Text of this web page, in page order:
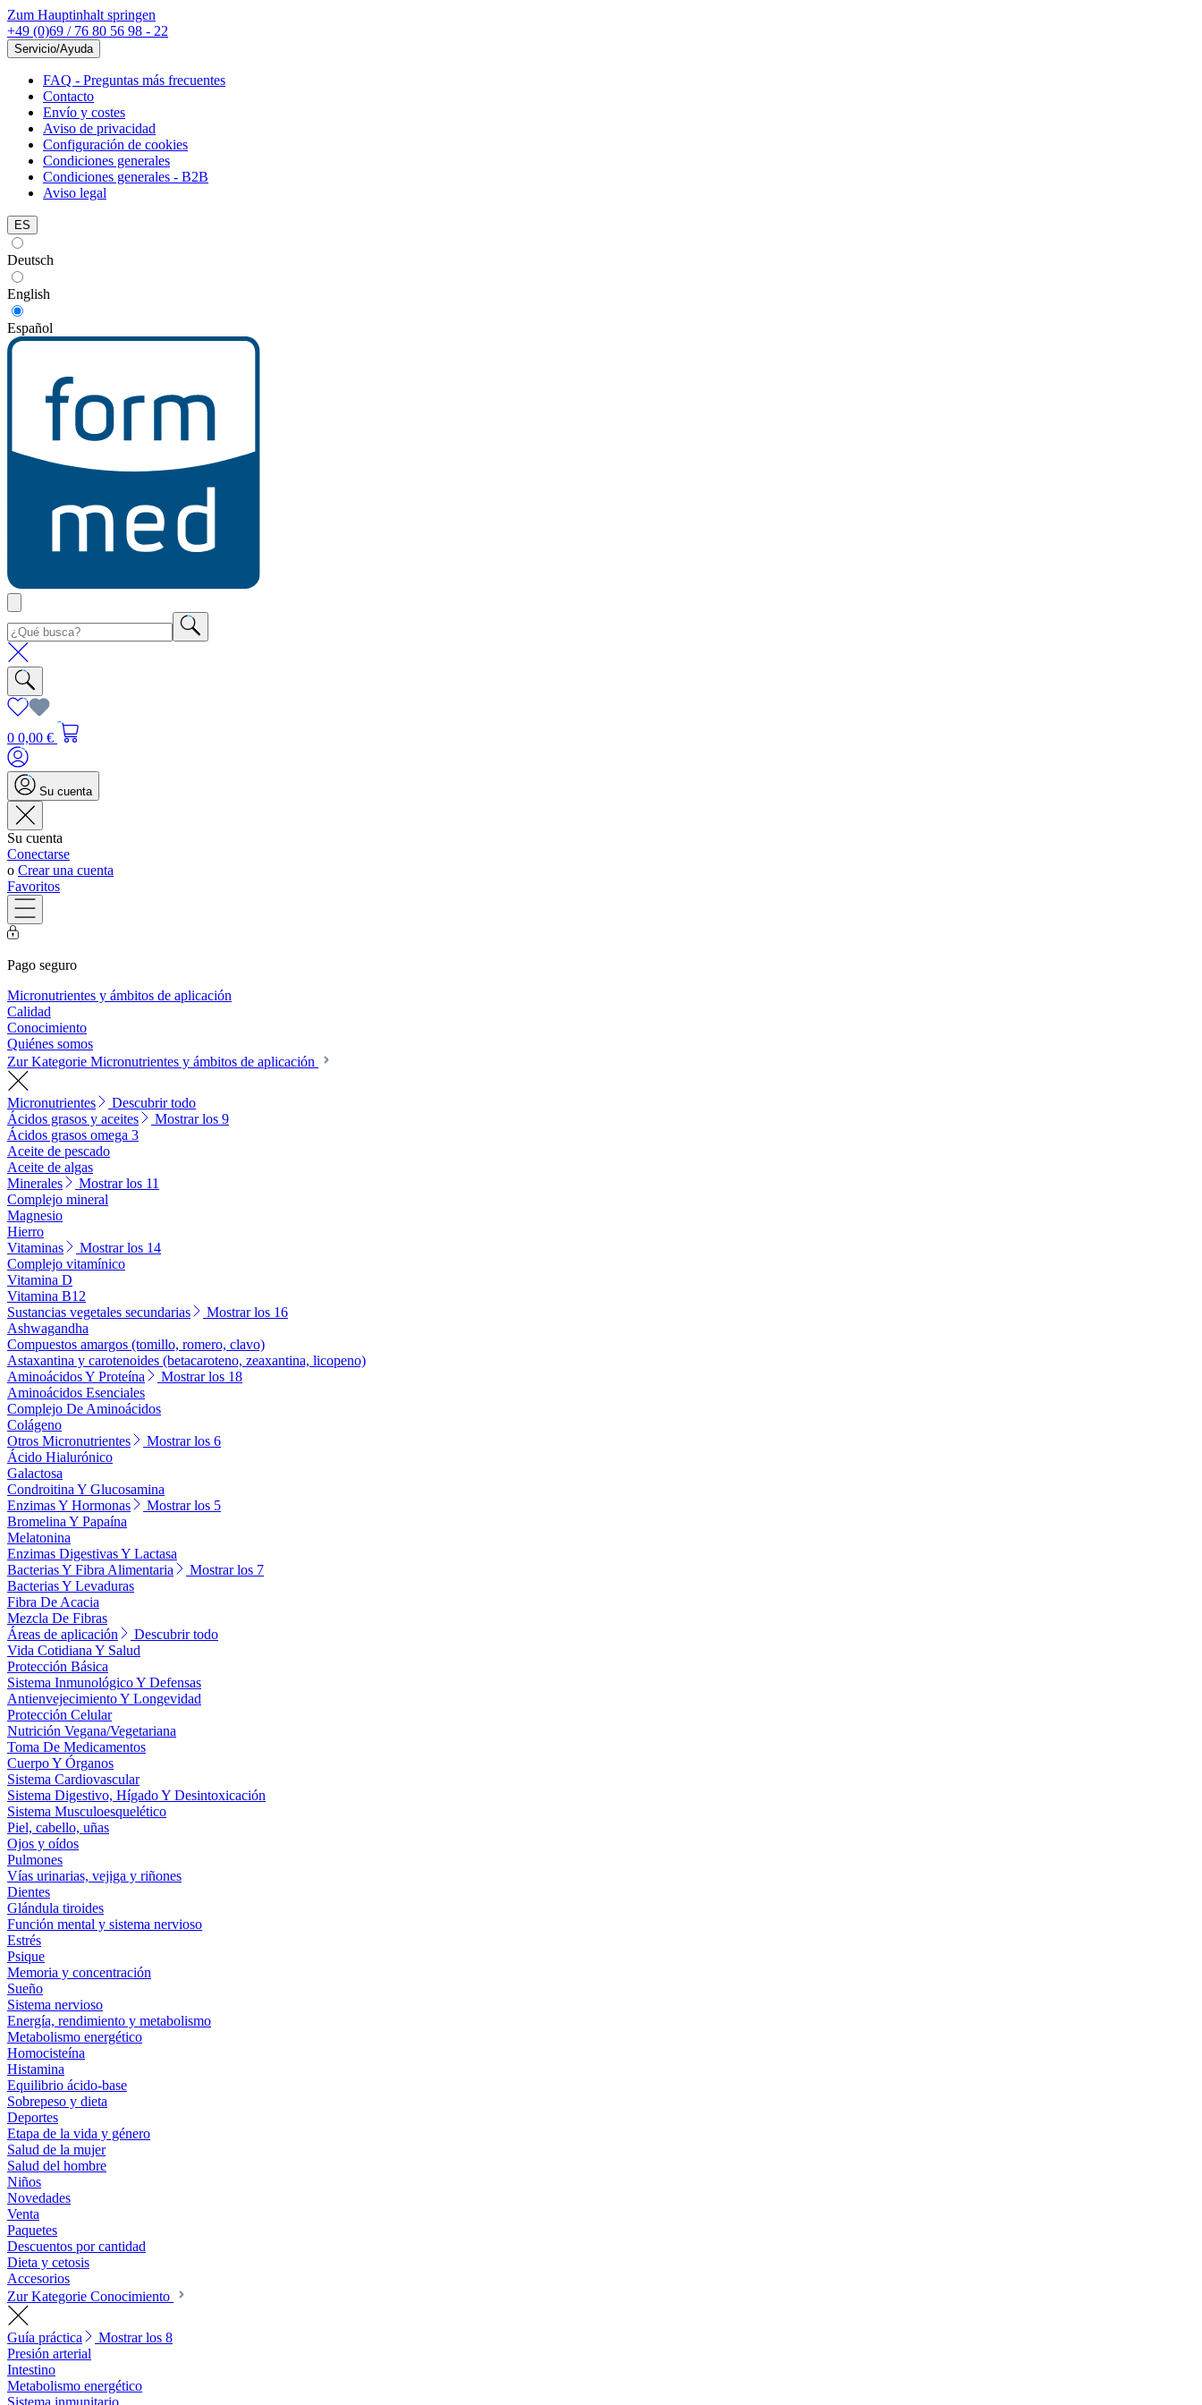
Zum Hauptinhalt springen
+49 (0)69 / 76 80 56 98 - 22
Servicio/Ayuda
FAQ - Preguntas más frecuentes
Contacto
Envío y costes
Aviso de privacidad
Configuración de cookies
Condiciones generales
Condiciones generales - B2B
Aviso legal
ES
Deutsch
English
Español
0 0,00 €
Su cuenta
Su cuenta
Conectarse
o Crear una cuenta
Favoritos
Pago seguro
Micronutrientes y ámbitos de aplicación
Calidad
Conocimiento
Quiénes somos
Zur Kategorie Micronutrientes y ámbitos de aplicación
Micronutrientes
Descubrir todo
Ácidos grasos y aceites
Mostrar los 9
Ácidos grasos omega 3
Aceite de pescado
Aceite de algas
Minerales
Mostrar los 11
Complejo mineral
Magnesio
Hierro
Vitaminas
Mostrar los 14
Complejo vitamínico
Vitamina D
Vitamina B12
Sustancias vegetales secundarias
Mostrar los 16
Ashwagandha
Compuestos amargos (tomillo, romero, clavo)
Astaxantina y carotenoides (betacaroteno, zeaxantina, licopeno)
Aminoácidos Y Proteína
Mostrar los 18
Aminoácidos Esenciales
Complejo De Aminoácidos
Colágeno
Otros Micronutrientes
Mostrar los 6
Ácido Hialurónico
Galactosa
Condroitina Y Glucosamina
Enzimas Y Hormonas
Mostrar los 5
Bromelina Y Papaína
Melatonina
Enzimas Digestivas Y Lactasa
Bacterias Y Fibra Alimentaria
Mostrar los 7
Bacterias Y Levaduras
Fibra De Acacia
Mezcla De Fibras
Áreas de aplicación
Descubrir todo
Vida Cotidiana Y Salud
Protección Básica
Sistema Inmunológico Y Defensas
Antienvejecimiento Y Longevidad
Protección Celular
Nutrición Vegana/Vegetariana
Toma De Medicamentos
Cuerpo Y Órganos
Sistema Cardiovascular
Sistema Digestivo, Hígado Y Desintoxicación
Sistema Musculoesquelético
Piel, cabello, uñas
Ojos y oídos
Pulmones
Vías urinarias, vejiga y riñones
Dientes
Glándula tiroides
Función mental y sistema nervioso
Estrés
Psique
Memoria y concentración
Sueño
Sistema nervioso
Energía, rendimiento y metabolismo
Metabolismo energético
Homocisteína
Histamina
Equilibrio ácido-base
Sobrepeso y dieta
Deportes
Etapa de la vida y género
Salud de la mujer
Salud del hombre
Niños
Novedades
Venta
Paquetes
Descuentos por cantidad
Dieta y cetosis
Accesorios
Zur Kategorie Conocimiento
Guía práctica
Mostrar los 8
Presión arterial
Intestino
Metabolismo energético